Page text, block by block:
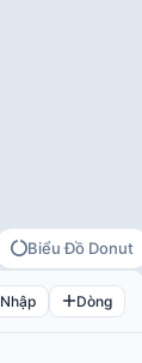
Biểu Đồ Donut
Nhập Dòng